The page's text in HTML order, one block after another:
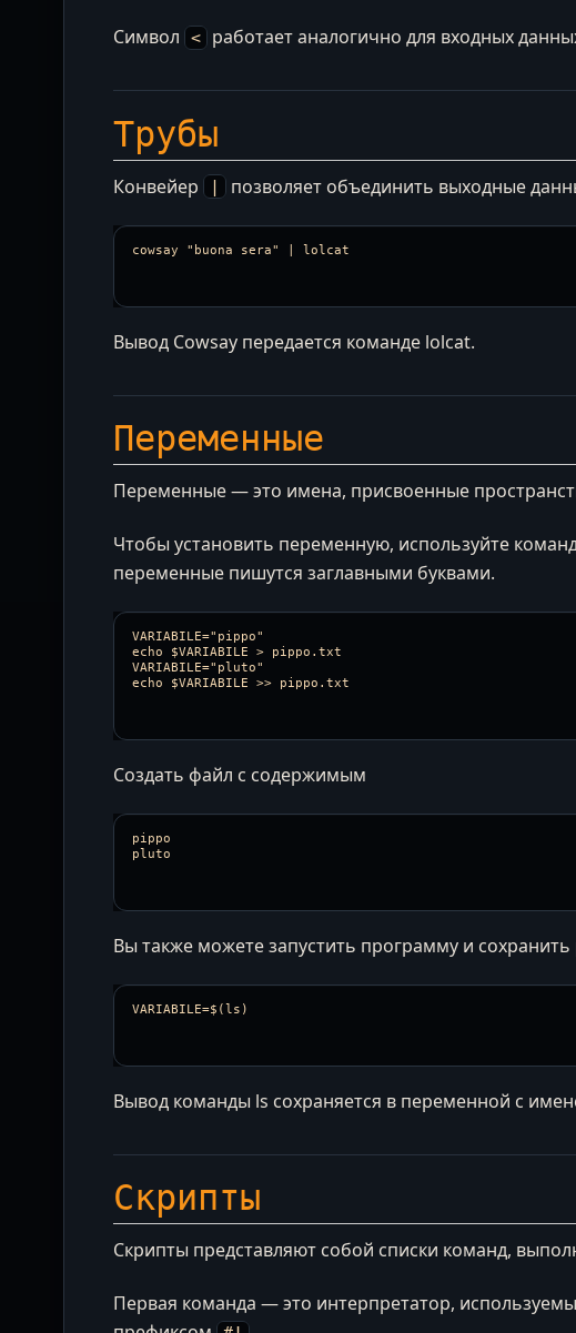
Символ < работает аналогично для входных
Трубы
Конвейер позволяет объединить выходные
Вывод Cowsay передается команде lolcat.
Переменные
Переменные — это имена, присвоенные
Чтобы установить переменную, используйте
переменные пишутся заглавными буквами.
VARIABILE="pippo"
echo $VARIABILE > pippo.txt
VARIABILE="pluto"
Создать файл с содержимым
pippo
Вы также можете запустить программу и
Вывод команды ls сохраняется в переменной с
Скрипты
Скрипты представляют собой списки команд,
Первая команда — это интерпретатор,